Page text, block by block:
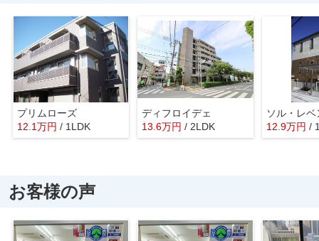
プリムローズ
12.1万円 / 1LDK
ディフロイデェ
13.6万円 / 2LDK
ソル・レベ
12.9万円 /
お客様の声